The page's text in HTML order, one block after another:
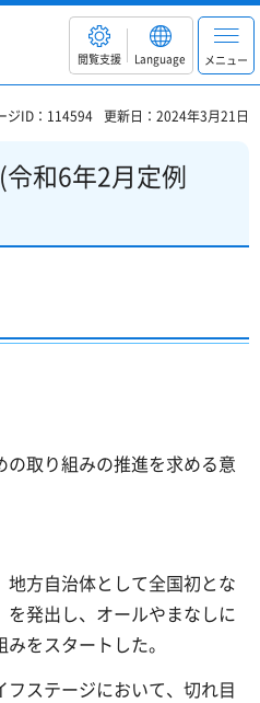
閲覧支援 Language メニュー
ジID：114594 更新日：2024年3月21日
和6年2月定例
の取り組みの推進を求める意
方自治体として全国初とな
発出し、オールやまなしに
をスタートした。
ステージにおいて、切れ目